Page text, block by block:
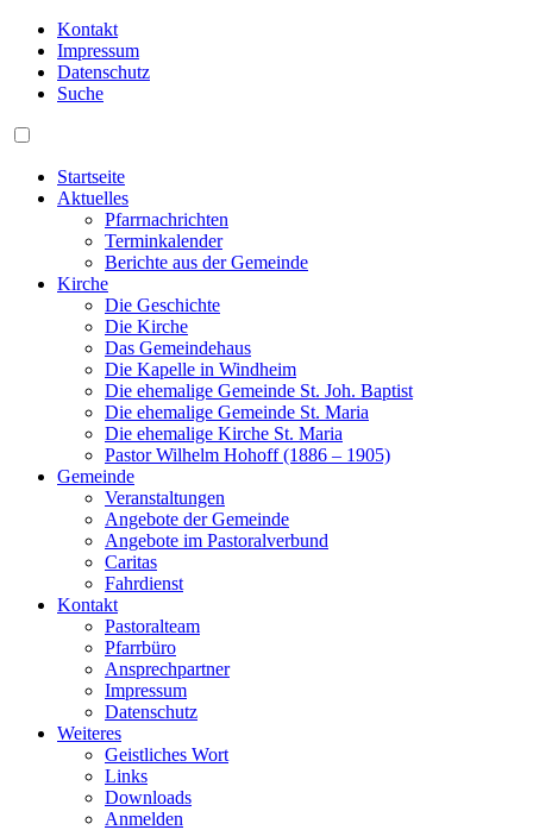
Kontakt
Impressum
Datenschutz
Suche
Startseite
Aktuelles
Pfarrnachrichten
Terminkalender
Berichte aus der Gemeinde
Kirche
Die Geschichte
Die Kirche
Das Gemeindehaus
Die Kapelle in Windheim
Die ehemalige Gemeinde St. Joh. Baptist
Die ehemalige Gemeinde St. Maria
Die ehemalige Kirche St. Maria
Pastor Wilhelm Hohoff (1886 – 1905)
Gemeinde
Veranstaltungen
Angebote der Gemeinde
Angebote im Pastoralverbund
Caritas
Fahrdienst
Kontakt
Pastoralteam
Pfarrbüro
Ansprechpartner
Impressum
Datenschutz
Weiteres
Geistliches Wort
Links
Downloads
Anmelden